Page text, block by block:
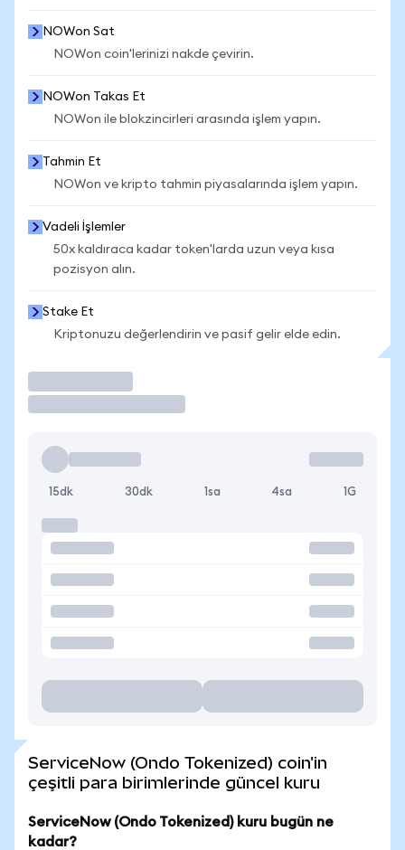
NOWon Sat
NOWon coin'lerinizi nakde çevirin.
NOWon Takas Et
NOWon ile blokzincirleri arasında işlem yapın.
Tahmin Et
NOWon ve kripto tahmin piyasalarında işlem yapın.
Vadeli İşlemler
50x kaldıraca kadar token'larda uzun veya kısa
pozisyon alın.
Stake Et
Kriptonuzu değerlendirin ve pasif gelir elde edin.
15dk 30dk 1sa 4sa 1G
ServiceNow (Ondo Tokenized) coin'in
çeşitli para birimlerinde güncel kuru
ServiceNow (Ondo Tokenized) kuru bugün ne
kadar?